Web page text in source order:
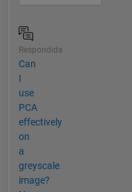
Respondida
Can
I
use
PCA
effectively
on
a
greyscale
image?